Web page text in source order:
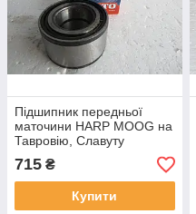
Підшипник передньої
маточини HARP MOOG на
Тавровію, Славуту
715 ₴
Купити